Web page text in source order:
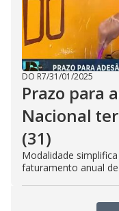
DO R7/31/01/2025
Prazo para
Nacional
(31)
Modalidade
faturamento anual